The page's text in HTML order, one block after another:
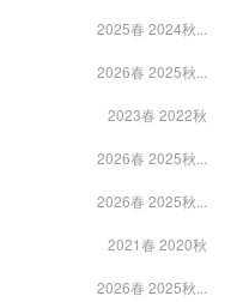
2025春 2024秋...
2026春 2025秋...
2023春 2022秋
2026春 2025秋...
2026春 2025秋...
2021春 2020秋
2026春 2025秋...